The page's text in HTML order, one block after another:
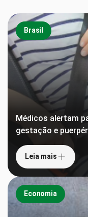
Brasil
Médicos alertam
gestação e
Leia mais
Economia